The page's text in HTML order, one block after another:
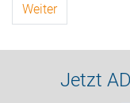
Weiter
Jetzt